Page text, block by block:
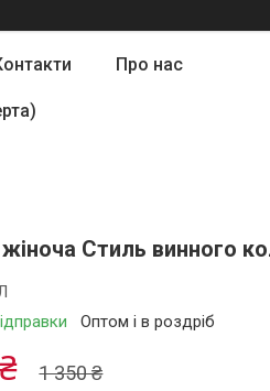
Про нас
Стиль винного
Оптом і в роздріб
1 350 ₴